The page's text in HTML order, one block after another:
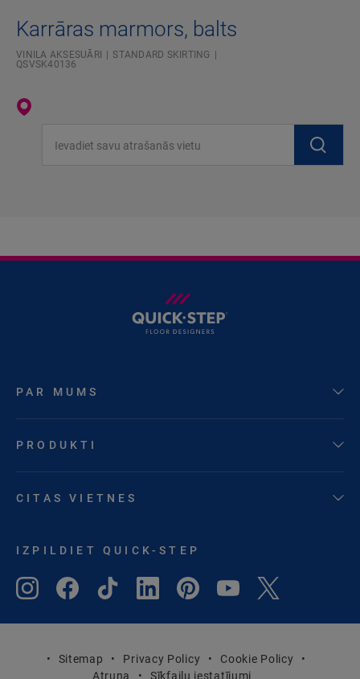
Karrāras marmors, balts
VINILA AKSESUĀRI
STANDARD SKIRTING
QSVSK40136
PAR MUMS
PRODUKTI
CITAS VIETNES
IZPILDIET QUICK-STEP
Sitemap Privacy Policy
Cookie Policy
Atruna
Sīkfailu iestatījumi